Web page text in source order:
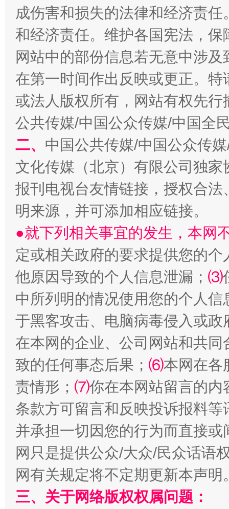
揭批美国五大"原罪" "炒
解纷+调解+退费，一次搞定
站台名比不上好声名
漫山遍野的桃花与雪山、麦地、白藏房 除
成伤害和损失的法律和经济责
和经济责任。维护各国宪法，
网站中的部份信息若无意中涉
在第一时间作出反映或更正。
或法人版权所有，网站有权先
公共传媒/中国公众传媒/中国全
二、 中国公共传媒/中国公众传
文化传媒（北京）有限公司独
报刊电视台友情链接，授权合
明来源，并可添加相应链接。
●就下列相关事宜的发生，本网
定或相关政府的要求提供您的个
他原因导致的个人信息泄漏； ⑶
中所列明的情况使用您的个人
于黑客攻击、电脑病毒侵入或
在本网的企业、公司网站和共
致的任何事态后果； ⑹本网在各
责情形； ⑺你在本网站留言的内
条款方可留言和反映投诉报料
并承担一切因您的行为而直接
网只是提供公众/大众/民众话语
网有关规定将不定期更新本声明
三、关于网络版权权属问题：